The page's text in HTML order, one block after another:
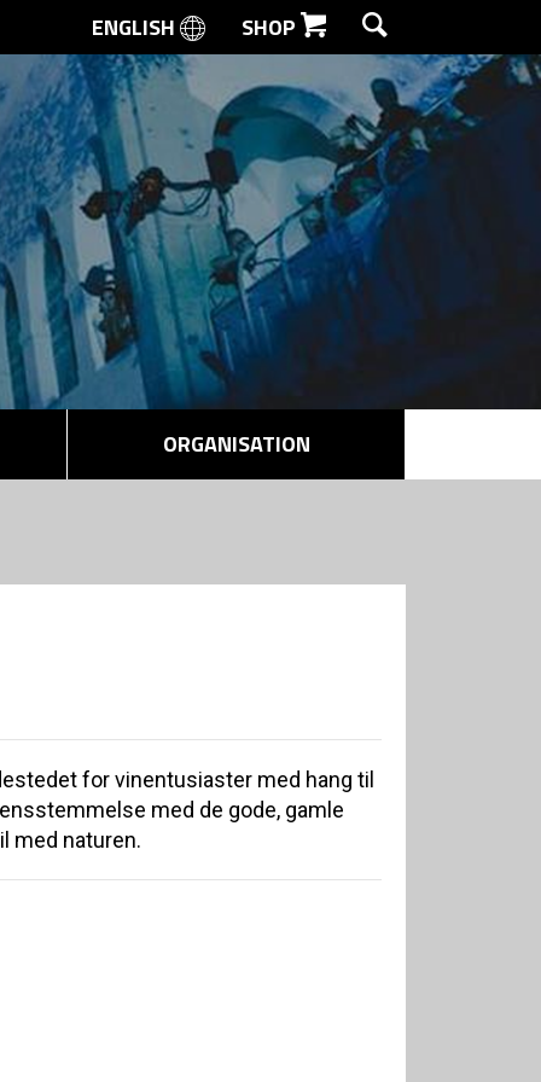
SØG
ENGLISH SHOP
ORGANISATION
for vinentusiaster med hang til
med de gode, gamle
med naturen.